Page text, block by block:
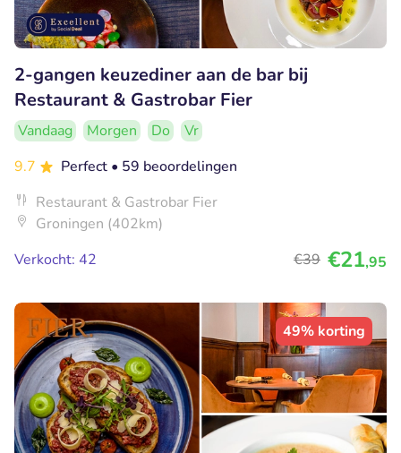
2-gangen keuzediner aan de bar bij
Restaurant & Gastrobar Fier
Vandaag Morgen Do
Vr
9.7
Perfect • 59 beoordelingen
Restaurant & Gastrobar Fier
Groningen (402km)
Verkocht: 42
€39 €21,95
49% korting